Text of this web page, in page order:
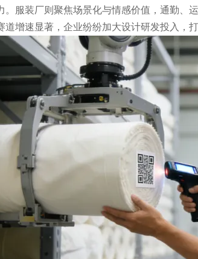
。服装厂则聚焦场景化与情感价值，通勤、
道增速显著，企业纷纷加大设计研发投入，